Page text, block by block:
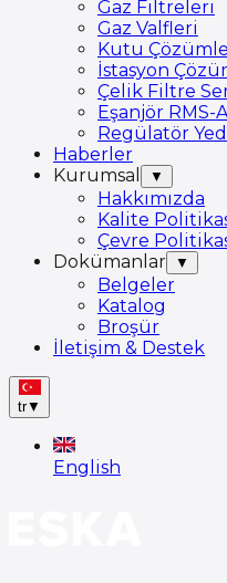
Gaz Filtreleri
Gaz Valfleri
Kutu
İstasyon
Çelik Filtre
Eşanjör RMS-
Regülatör
Haberler
Kurumsal
▼
Hakkımızda
Kalite
Çevre
Dokümanlar
▼
Belgeler
Katalog
Broşür
İletişim & Destek
tr▼
English